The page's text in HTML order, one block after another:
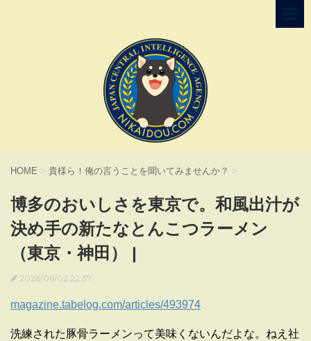
HOME > 貴様ら！俺の言うことを聞いてみませんか？ >
博多のおいしさを東京で。和風出汁が
決め手の新たなとんこつラーメン
（東京・神田） |
2026/06/02 22:37
magazine.tabelog.com/articles/493974
洗練された豚骨ラーメンって美味くないんだよな。ねえ社